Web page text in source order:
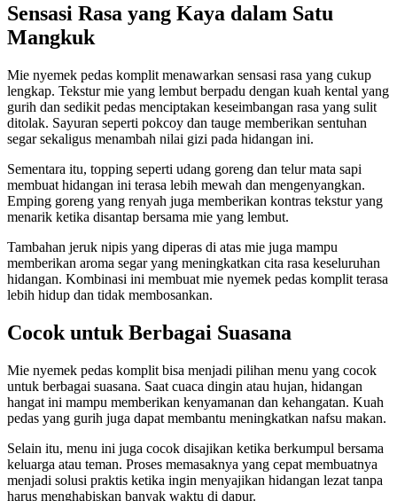
Sensasi Rasa yang Kaya dalam Satu
Mangkuk
Mie nyemek pedas komplit menawarkan sensasi rasa yang cukup
lengkap. Tekstur mie yang lembut berpadu dengan kuah kental yang
gurih dan sedikit pedas menciptakan keseimbangan rasa yang sulit
ditolak. Sayuran seperti pokcoy dan tauge memberikan sentuhan
segar sekaligus menambah nilai gizi pada hidangan ini.
Sementara itu, topping seperti udang goreng dan telur mata sapi
membuat hidangan ini terasa lebih mewah dan mengenyangkan.
Emping goreng yang renyah juga memberikan kontras tekstur yang
menarik ketika disantap bersama mie yang lembut.
Tambahan jeruk nipis yang diperas di atas mie juga mampu
memberikan aroma segar yang meningkatkan cita rasa keseluruhan
hidangan. Kombinasi ini membuat mie nyemek pedas komplit terasa
lebih hidup dan tidak membosankan.
Cocok untuk Berbagai Suasana
Mie nyemek pedas komplit bisa menjadi pilihan menu yang cocok
untuk berbagai suasana. Saat cuaca dingin atau hujan, hidangan
hangat ini mampu memberikan kenyamanan dan kehangatan. Kuah
pedas yang gurih juga dapat membantu meningkatkan nafsu makan.
Selain itu, menu ini juga cocok disajikan ketika berkumpul bersama
keluarga atau teman. Proses memasaknya yang cepat membuatnya
menjadi solusi praktis ketika ingin menyajikan hidangan lezat tanpa
harus menghabiskan banyak waktu di dapur.